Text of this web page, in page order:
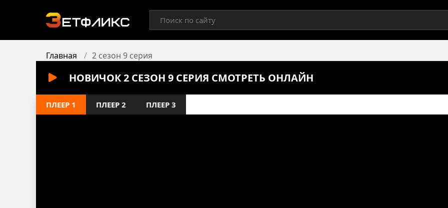
Главная 2 сезон 9 серия
НОВИЧОК 2 СЕЗОН 9 СЕРИЯ СМОТРЕТЬ ОНЛАЙН
ПЛЕЕР 1 ПЛЕЕР 2 ПЛЕЕР 3